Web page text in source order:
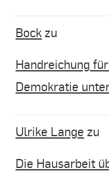
Bockzu
Handreichung
Demokratie
Ulrike Lange zu
Die Hausarbeit